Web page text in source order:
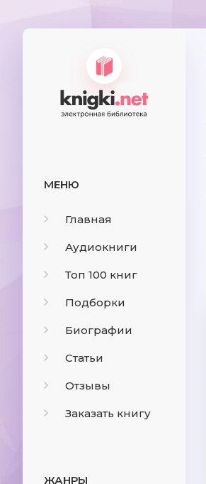
МЕНЮ
Главная
Аудиокниги
Топ 100 книг
Подборки
Биографии
Статьи
Отзывы
Заказать книгу
ЖАНРЫ